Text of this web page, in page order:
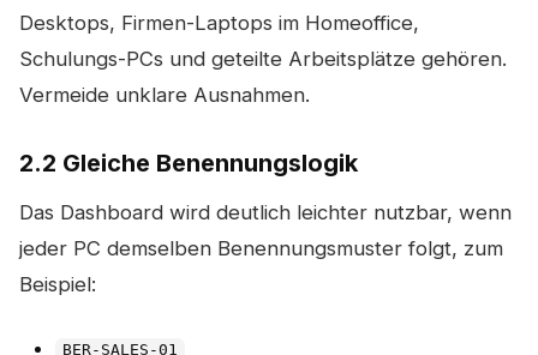
Desktops, Firmen-Laptops im Homeoffice,
Schulungs-PCs und geteilte Arbeitsplätze gehören.
Vermeide unklare Ausnahmen.
2.2 Gleiche Benennungslogik
Das Dashboard wird deutlich leichter nutzbar, wenn
jeder PC demselben Benennungsmuster folgt, zum
Beispiel:
BER-SALES-01